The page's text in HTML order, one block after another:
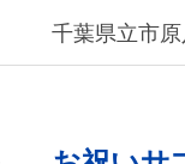
千葉県立市